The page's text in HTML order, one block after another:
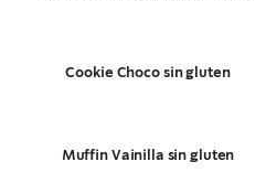
Cookie Choco sin gluten
Muffin Vainilla sin gluten